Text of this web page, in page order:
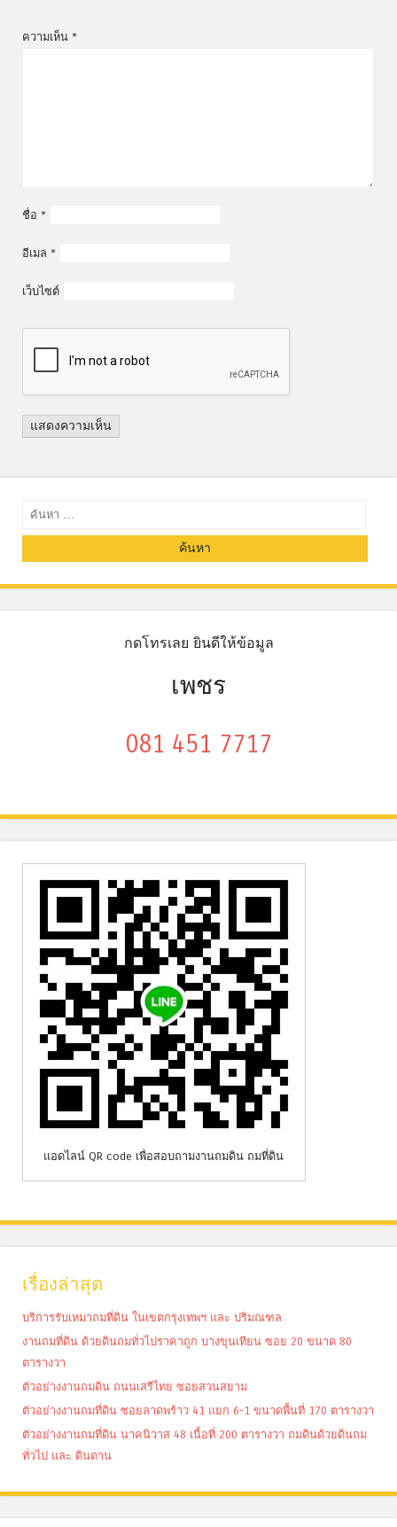
ความเห็น *
ชื่อ *
อีเมล *
เว็บไซต์
ค้นหา
กดโทรเลย ยินดีให้ข้อมูล
เพชร
081 451 7717
แอดไลน์ QR code เพื่อสอบถามงานถมดิน ถมที่ดิน
เรื่องล่าสุด
บริการรับเหมาถมที่ดิน ในเขตกรุงเทพฯ และ ปริมณฑล
งานถมที่ดิน ด้วยดินถมทั่วไปราคาถูก บางขุนเทียน ซอย 20 ขนาด 80
ตารางวา
ตัวอย่างงานถมดิน ถนนเสรีไทย ซอยสวนสยาม
ตัวอย่างงานถมที่ดิน ซอยลาดพร้าว 41 แยก 6-1 ขนาดพื้นที่ 170 ตารางวา
ตัวอย่างงานถมที่ดิน นาคนิวาส 48 เนื้อที่ 200 ตารางวา ถมดินด้วยดินถม
ทั่วไป และ ดินดาน